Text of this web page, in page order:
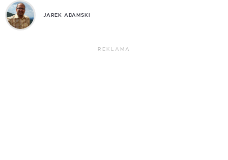
JAREK ADAMSKI
REKLAMA